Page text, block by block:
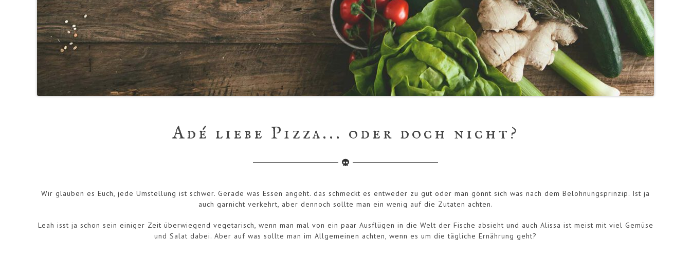
Adé liebe Pizza... oder doch nicht?
Wir glauben es Euch, jede Umstellung ist schwer. Gerade was Essen angeht. das schmeckt es entweder zu gut oder man gönnt sich was nach dem Belohnungsprinzip. Ist ja
auch garnicht verkehrt, aber dennoch sollte man ein wenig auf die Zutaten achten.
Leah isst ja schon sein einiger Zeit überwiegend vegetarisch, wenn man mal von ein paar Ausflügen in die Welt der Fische absieht und auch Alissa ist meist mit viel Gemüse
und Salat dabei. Aber auf was sollte man im Allgemeinen achten, wenn es um die tägliche Ernährung geht?